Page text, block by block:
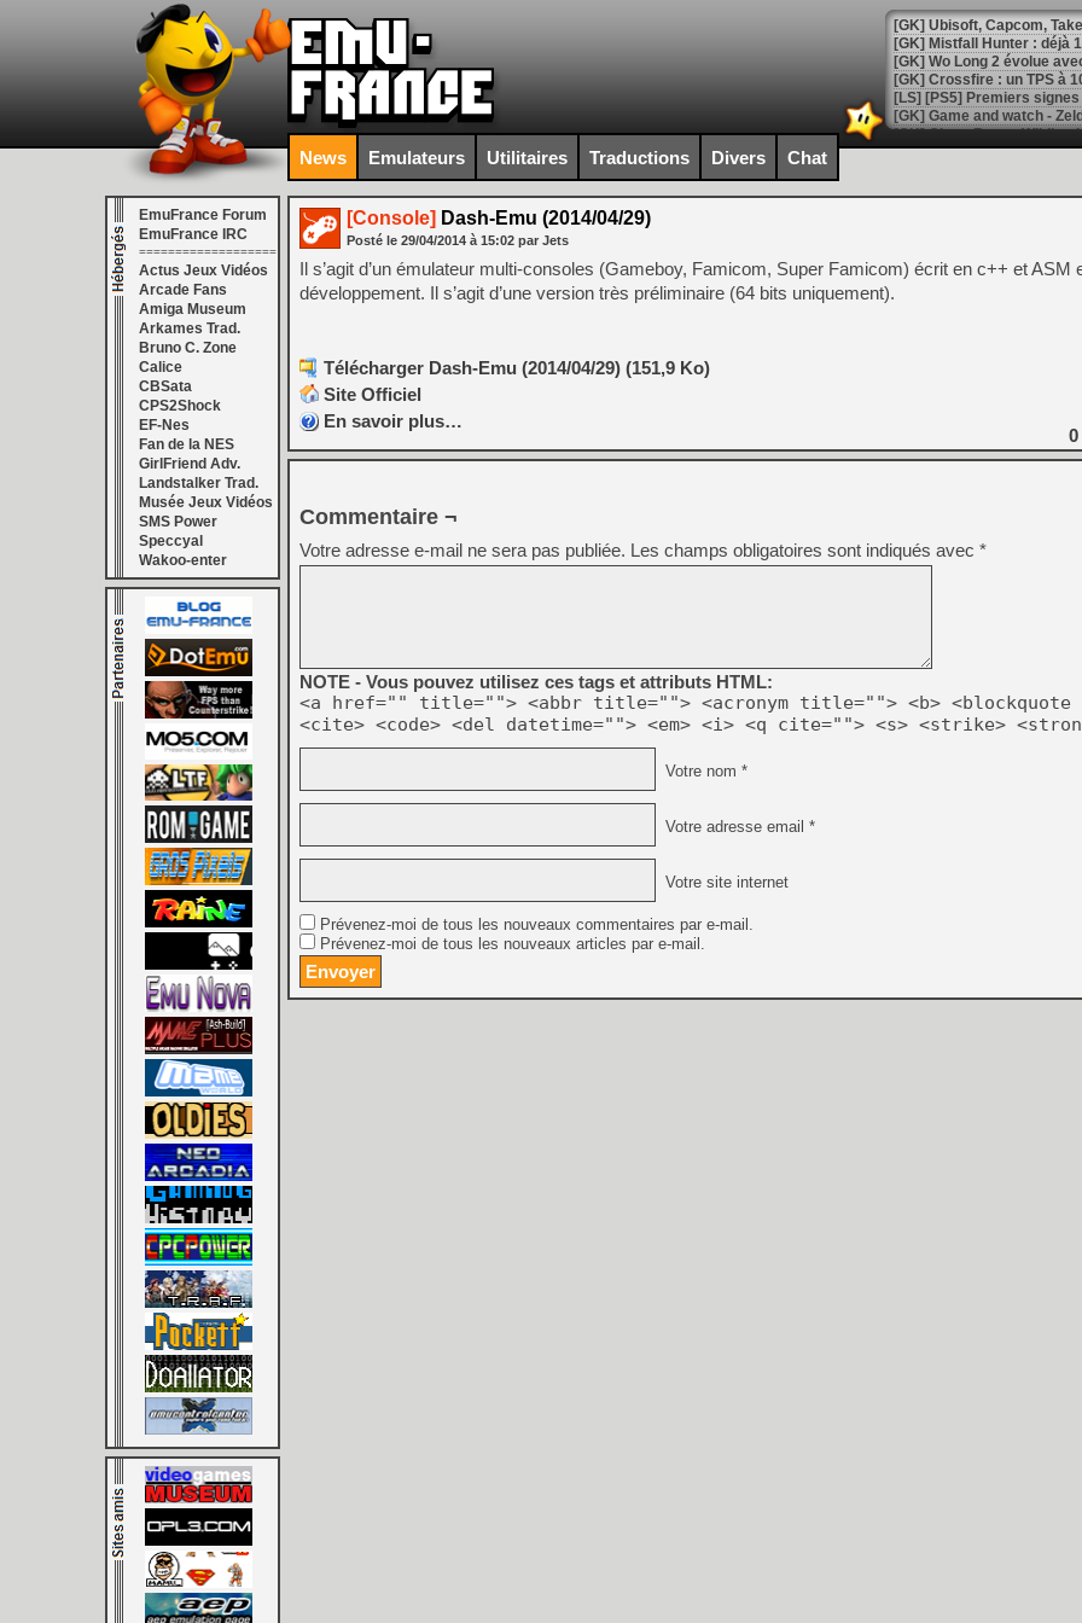
[GK] Mistfall Hunter : déjà
[GK] Wo Long 2 évolue
[GK] Crossfire : un TPS à
[LS] [PS5] Premiers
[Mo5] DOOM arrive en
[GK] Bethesda fête les 30
[GK] Roblox : l'action en
[GK] Agenda - GeForce
[LS] [PS5] ps5-y2jb-
[GK] Pourquoi Marvel
[GK] Test : Restory : Chill
[GK] GTA 6 : Rockstar
[GK] Hot Wheels Infinite
[GK] Mémoire cash -
[GK] Résultats Nintendo :
[GK] Déjà des
[Mo5] Brickboy cherche à
[GK] Minecraft et ses «
[GK] Beast of
[GK] Ubisoft : fin de partie
[GK] Mémoire cash -
[GK] Dan Houser (GTA)
[GK] Comment EA Sports
[GK] Crimson Moon : un
[GK] Isle of Reveries : le
[GK] Moonlighter 2 : The
[GK] Capcom relance
[Mo5] Deux inédits du
News Emulateurs Utilitaires Traductions Divers Chat
EmuFrance Forum
EmuFrance IRC
===================
Actus Jeux Vidéos
Arcade Fans
Amiga Museum
Arkames Trad.
Bruno C. Zone
Calice
CBSata
CPS2Shock
EF-Nes
Fan de la NES
GirlFriend Adv.
Landstalker Trad.
Musée Jeux Vidéos
SMS Power
Speccyal
Wakoo-enter
[Console] Dash-Emu (2014/04/29)
Posté le 29/04/2014 à 15:02 par Jets
Il s’agit d’un émulateur multi-consoles (Gameboy, Famicom, Super Famicom) écrit en c++ et ASM
développement. Il s’agit d’une version très préliminaire (64 bits uniquement).
Télécharger Dash-Emu (2014/04/29) (151,9 Ko)
Site Officiel
En savoir plus…
0
Commentaire ¬
Votre adresse e-mail ne sera pas publiée. Les champs obligatoires sont indiqués avec *
NOTE - Vous pouvez utilisez ces tags et attributs HTML:
<a href="" title=""> <abbr title=""> <acronym title=""> <b> <blockquote
<cite> <code> <del datetime=""> <em> <i> <q cite=""> <s> <strike>
Votre nom *
Votre adresse email *
Votre site internet
Prévenez-moi de tous les nouveaux commentaires par e-mail.
Prévenez-moi de tous les nouveaux articles par e-mail.